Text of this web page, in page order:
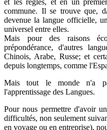
et les règles, et en un
commune. Il se trouve que,
devenue la langue officielle,
universel entre elles.
Mais pour des raisons
prépondérance, d'autres
Chinois, Arabe, Russe; et
depuis longtemps, comme
Mais tout le monde n'a
l'apprentissage des Langues.
Pour nous permettre d'avoir
difficultés, non seulement
en voyage ou en entreprise),